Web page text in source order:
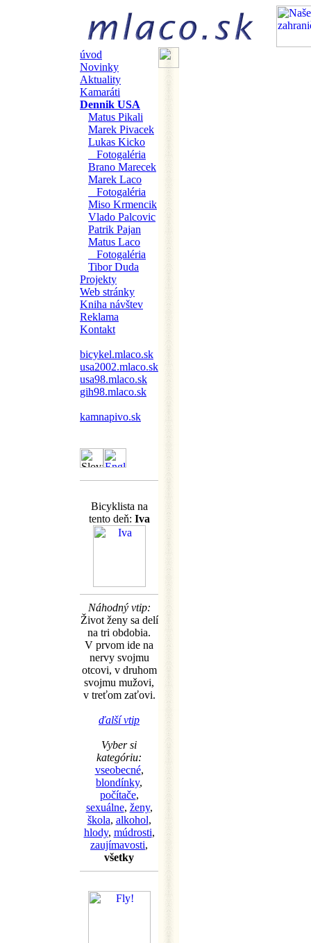
úvod
Novinky
Aktuality
Kamaráti
Dennik USA
Matus Pikali
Marek Pivacek
Lukas Kicko
Fotogaléria
Brano Marecek
Marek Laco
Fotogaléria
Miso Krmencik
Vlado Palcovic
Patrik Pajan
Matus Laco
Fotogaléria
Tibor Duda
Projekty
Web stránky
Kniha návštev
Reklama
Kontakt
bicykel.mlaco.sk
usa2002.mlaco.sk
usa98.mlaco.sk
gih98.mlaco.sk
kamnapivo.sk
Bicyklista na
tento deň: Iva
Náhodný vtip:
Život ženy sa delí
na tri obdobia.
V prvom ide na
nervy svojmu
otcovi, v druhom
svojmu mužovi,
v treťom zaťovi.
ďalší vtip
Vyber si
kategóriu:
vseobecné,
blondínky,
počítače,
sexuálne, ženy,
škola, alkohol,
hlody, múdrosti,
zaujímavosti,
všetky